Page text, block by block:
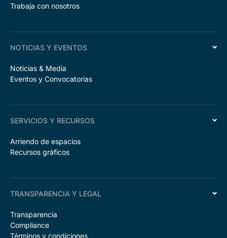
Trabaja con nosotros
NOTICIAS Y EVENTOS
Noticias & Media
Eventos y Convocatorias
SERVICIOS Y RECURSOS
Arriendo de espacios
Recursos gráficos
TRANSPARENCIA Y LEGAL
Transparencia
Compliance
Términos y condiciones